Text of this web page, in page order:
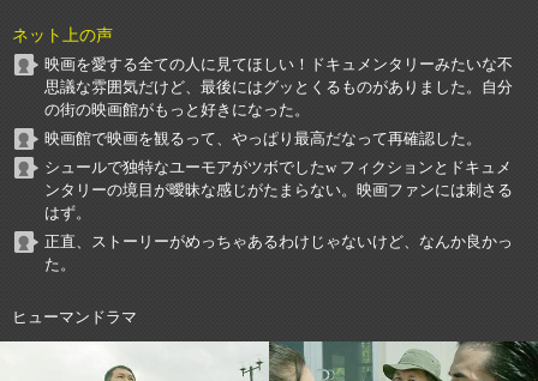
ネット上の声
映画を愛する全ての人に見てほしい！ドキュメンタリーみたいな不
思議な雰囲気だけど、最後にはグッとくるものがありました。自分
の街の映画館がもっと好きになった。
映画館で映画を観るって、やっぱり最高だなって再確認した。
シュールで独特なユーモアがツボでしたw フィクションとドキュメ
ンタリーの境目が曖昧な感じがたまらない。映画ファンには刺さる
はず。
正直、ストーリーがめっちゃあるわけじゃないけど、なんか良かっ
た。
ヒューマンドラマ